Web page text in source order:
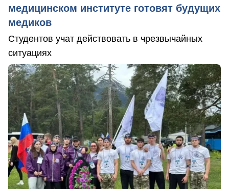
медицинском институте готовят будущих
медиков
Студентов учат действовать в чрезвычайных
ситуациях